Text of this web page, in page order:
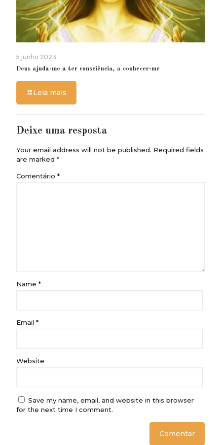
5 junho 2023
Deus ajuda-me a ter consciência, a conhecer-me
Leia mais
Deixe uma resposta
Your email address will not be published. Required fields
are marked *
Comentário *
Name *
Email *
Website
Save my name, email, and website in this browser
for the next time I comment.